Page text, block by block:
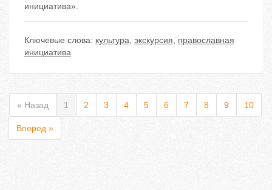
инициатива».
Ключевые слова: культура, экскурсия, православная
инициатива
« Назад 1 2 3 4 5 6 7 8 9 10
Вперед »